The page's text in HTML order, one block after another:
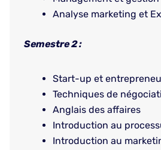
Analyse marketing et
Semestre 2 :
Start-up et
Techniques de
Anglais des affaires
Introduction au
Introduction au